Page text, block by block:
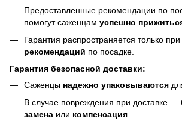
Предоставленные рекомендации по
помогут саженцам успешно
Гарантия распространяется только при
рекомендаций по посадке.
Гарантия безопасной доставки:
Саженцы надежно упаковываются
В случае повреждения при доставке —
замена или компенсация